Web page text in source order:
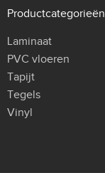
Productcategorieën
Laminaat
PVC vloeren
Tapijt
Tegels
Vinyl